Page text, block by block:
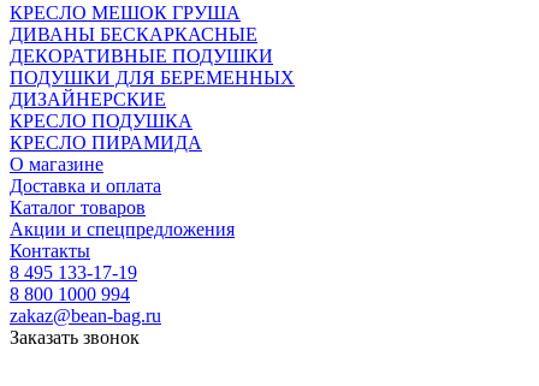
КРЕСЛО МЕШОК ГРУША
ДИВАНЫ БЕСКАРКАСНЫЕ
ДЕКОРАТИВНЫЕ ПОДУШКИ
ПОДУШКИ ДЛЯ БЕРЕМЕННЫХ
ДИЗАЙНЕРСКИЕ
КРЕСЛО ПОДУШКА
КРЕСЛО ПИРАМИДА
О магазине
Доставка и оплата
Каталог товаров
Акции и спецпредложения
Контакты
8 495 133-17-19
8 800 1000 994
zakaz@bean-bag.ru
Заказать звонок